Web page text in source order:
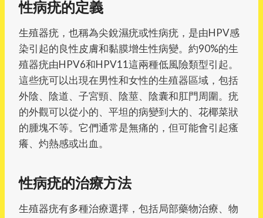
性病疣的定義
生殖器疣，也稱為尖銳濕疣或性病疣，是由HPV感
染引起的良性皮膚和黏膜增生性病變。約90%的生
殖器疣由HPV6和HPV11這兩種低風險類型引起。
這些疣可以出現在男性和女性的生殖器區域，包括
外陰、陰道、子宮頸、陰莖、陰囊和肛門周圍。疣
的外觀可以從小的、平坦的病變到大的、花椰菜狀
的腫塊不等。它們通常是無痛的，但可能會引起瘙
癢、灼熱感或出血。
性病疣的治療方法
生殖器疣有多種治療選擇，包括局部藥物治療、物